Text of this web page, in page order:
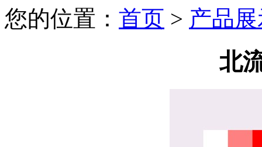
您的位置： 首页 > 产品
北